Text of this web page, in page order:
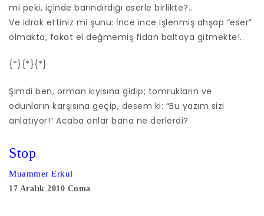
mi peki, içinde barındırdığı eserle birlikte?..
Ve idrak ettiniz mi şunu: İnce ince işlenmiş ahşap “eser”
olmakta, fakat el değmemiş fidan baltaya gitmekte!..
{*}{*}{*}
Şimdi ben, orman kıyısına gidip; tomrukların ve
odunların karşısına geçip, desem ki: “Bu yazım sizi
anlatıyor!” Acaba onlar bana ne derlerdi?
Stop
Muammer Erkul
17 Aralık 2010 Cuma